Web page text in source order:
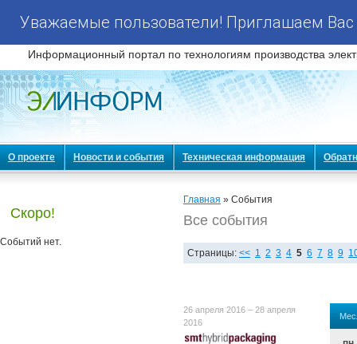
Уважаемые пользователи! Приглашаем
Информационный портал по технологиям производства
О проекте Новости и события Техническая информация
Скоро!
Событий нет.
Главная » События
Все события
Страницы: << 1 2 3 4 5 6 7 8 9
26 апреля 2016 – 28 апреля
2016